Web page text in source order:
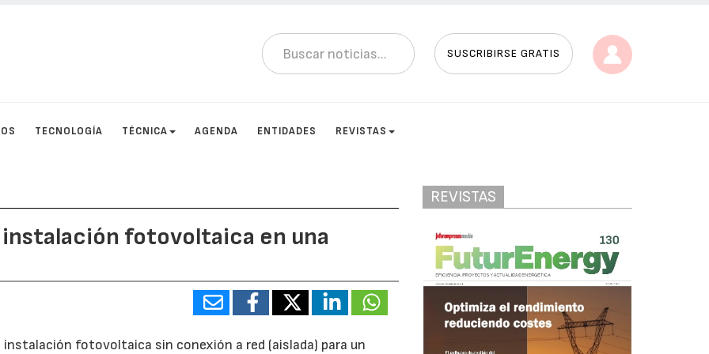
SUSCRIBIRSE GRATIS
TECNOLOGÍA TÉCNICA AGENDA ENTIDADES REVISTAS
fotovoltaica en una
instalación fotovoltaica sin conexión a red (aislada) para un
REVISTAS